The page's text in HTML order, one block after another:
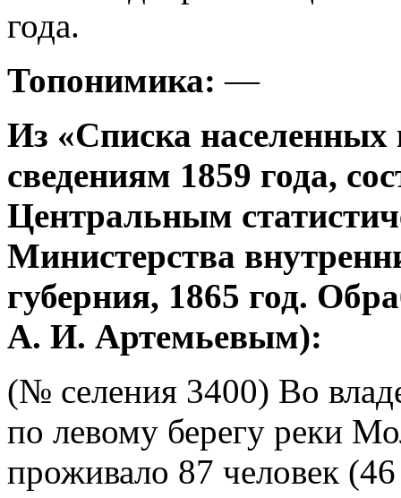
года.
Топонимика: —
Из «Списка населенных
сведениям 1859 года,
Центральным
Министерства
губерния, 1865 год.
А. И. Артемьевым):
(№ селения 3400) Во
по левому берегу реки
проживало 87 человек